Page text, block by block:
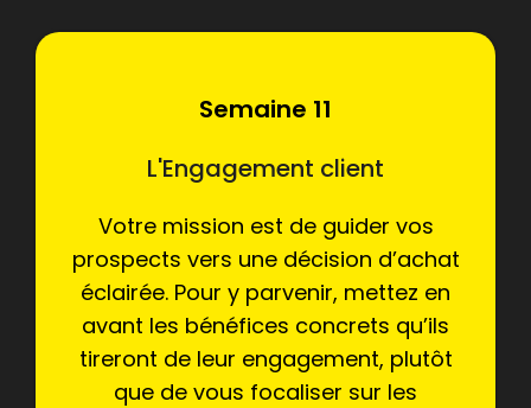
Semaine 11
L'Engagement client
Votre mission est de guider vos
prospects vers une décision d’achat
éclairée. Pour y parvenir, mettez en
avant les bénéfices concrets qu’ils
tireront de leur engagement, plutôt
que de vous focaliser sur les